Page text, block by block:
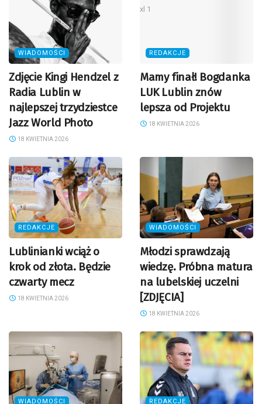
WIADOMOŚCI
Zdjęcie Kingi Hendzel z
Radia Lublin w
najlepszej trzydziestce
Jazz World Photo
18 KWIETNIA 2026
REDAKCJE
Mamy finał! Bogdanka
LUK Lublin znów
lepsza od Projektu
18 KWIETNIA 2026
REDAKCJE
Lublinianki wciąż o
krok od złota. Będzie
czwarty mecz
18 KWIETNIA 2026
WIADOMOŚCI
Młodzi sprawdzają
wiedzę. Próbna matura
na lubelskiej uczelni
[ZDJĘCIA]
18 KWIETNIA 2026
WIADOMOŚCI REDAKCJE